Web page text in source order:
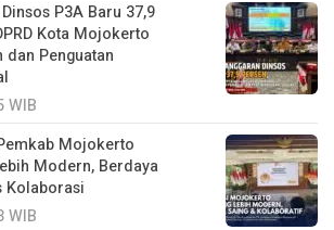
P3A Baru 37,9
Kota Mojokerto
dan Penguatan
WIB
Mojokerto
Modern, Berdaya
Kolaborasi
WIB